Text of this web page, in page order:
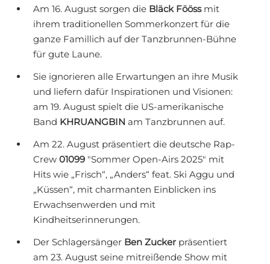
Am 16. August sorgen die Bläck Föössmit
ihrem traditionellen Sommerkonzert für die
ganze Famillich auf der Tanzbrunnen-Bühne
für gute Laune.
Sie ignorieren alle Erwartungen an ihre Musik
und liefern dafür Inspirationen und Visionen:
am 19. August spielt die US-amerikanische
Band KHRUANGBIN am Tanzbrunnen auf.
Am 22. August präsentiert die deutsche Rap-
Crew 01099 "Sommer Open-Airs 2025" mit
Hits wie „Frisch“, „Anders“ feat. Ski Aggu und
„Küssen“, mit charmanten Einblicken ins
Erwachsenwerden und mit
Kindheitserinnerungen.
Der Schlagersänger Ben Zucker präsentiert
am 23. August seine mitreißende Show mit